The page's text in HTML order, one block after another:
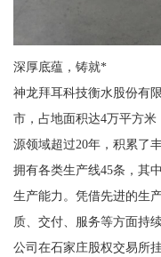
深厚底蕴，铸就*
神龙拜耳科技衡水股份有
市，占地面积达4万平方
源领域超过20年，积累了
拥有各类生产线45条，其
生产能力。凭借先进的生
质、交付、服务等方面持
公司在石家庄股权交易所